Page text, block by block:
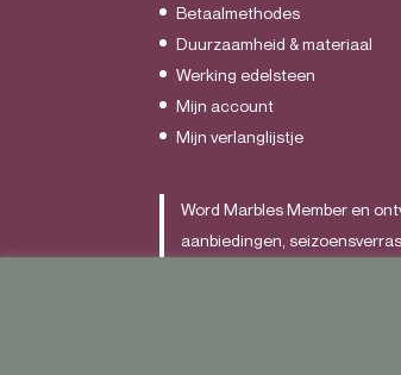
Betaalmethodes
Duurzaamheid & materiaal
Werking edelsteen
Mijn account
Mijn verlanglijstje
Word Marbles Member en
aanbiedingen,